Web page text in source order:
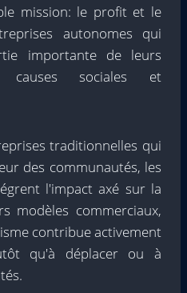
mission: le profit et le
autonomes qui
importante de leurs
sociales et
traditionnelles qui
des communautés, les
l'impact axé sur la
modèles commerciaux,
contribue activement
qu'à déplacer ou à